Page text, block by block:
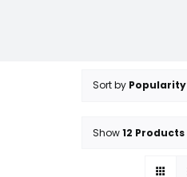
Sort by Popularity
Show12 Products